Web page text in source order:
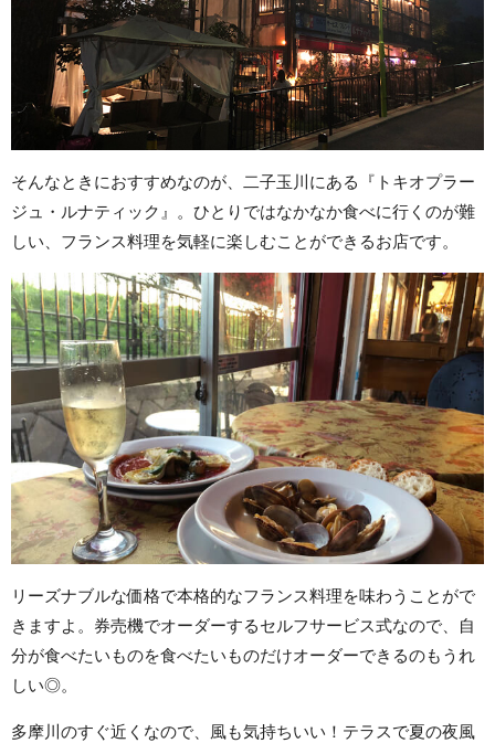
そんなときにおすすめなのが、二子玉川にある『トキオプラー
ジュ・ルナティック』。ひとりではなかなか食べに行くのが難
しい、フランス料理を気軽に楽しむことができるお店です。
リーズナブルな価格で本格的なフランス料理を味わうことがで
きますよ。券売機でオーダーするセルフサービス式なので、自
分が食べたいものを食べたいものだけオーダーできるのもうれ
しい◎。
多摩川のすぐ近くなので、風も気持ちいい！テラスで夏の夜風